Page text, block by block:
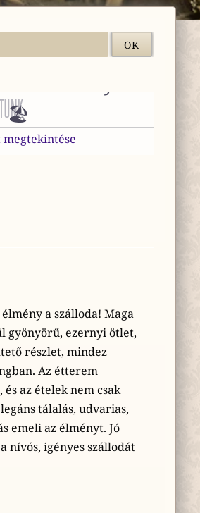
🏖️
a szálloda! Maga
gyönyörű, ezernyi ötlet,
részlet, mindez
Az étterem
az ételek nem csak
tálalás, udvarias,
emeli az élményt. Jó
nívós, igényes szállodát